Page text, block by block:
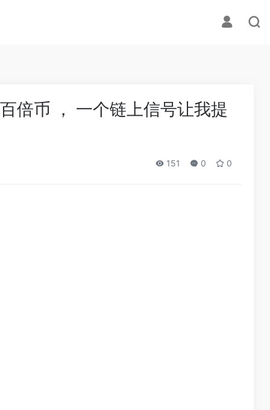
倍币 ， 一个链上信号让我提
151 0 0